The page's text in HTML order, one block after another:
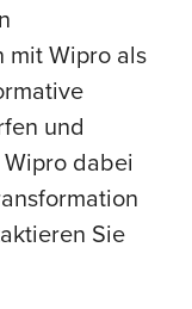
mit Wipro als
und
dabei
Sie